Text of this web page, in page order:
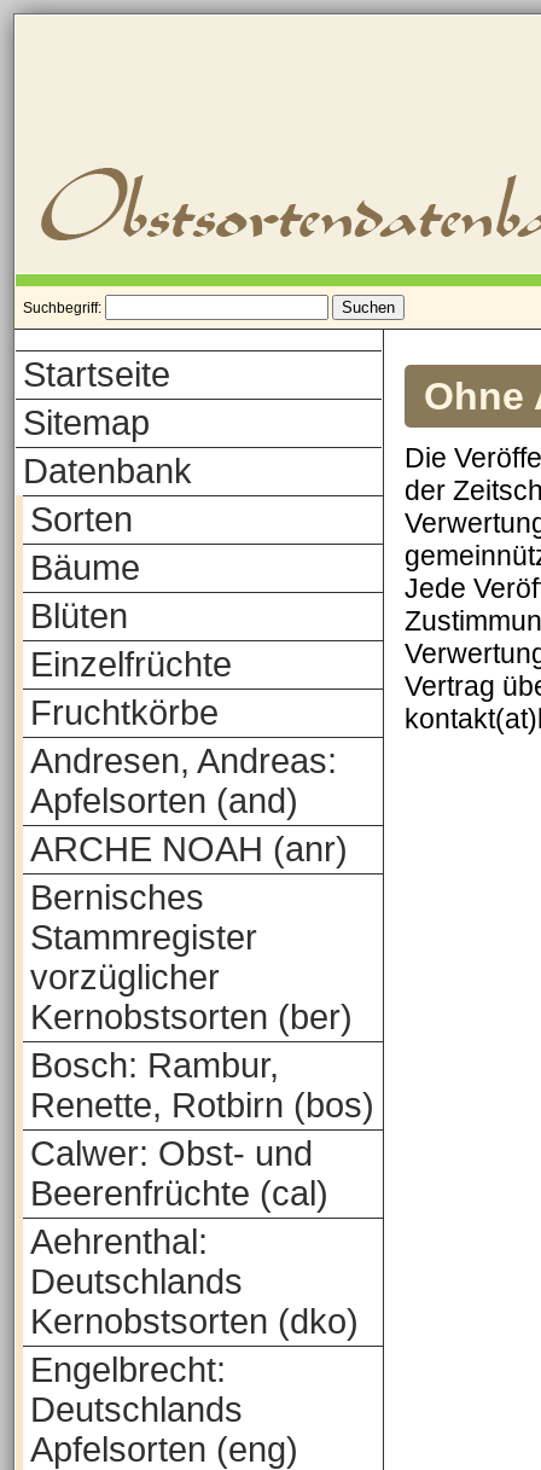
Suchbegriff:
Startseite
Sitemap
Datenbank
Sorten
Bäume
Blüten
Einzelfrüchte
Fruchtkörbe
Andresen, Andreas:
Apfelsorten (and)
ARCHE NOAH (anr)
Bernisches
Stammregister
vorzüglicher
Kernobstsorten (ber)
Bosch: Rambur,
Renette, Rotbirn (bos)
Calwer: Obst- und
Beerenfrüchte (cal)
Aehrenthal:
Deutschlands
Kernobstsorten (dko)
Engelbrecht:
Deutschlands
Apfelsorten (eng)
Ohne
Die
der
Jede
Vertrag